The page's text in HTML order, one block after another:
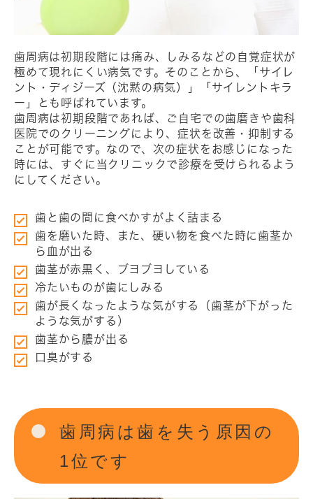
歯周病は初期段階には痛み、しみるなどの自覚症状が
極めて現れにくい病気です。そのことから、「サイレ
ント・ディジーズ（沈黙の病気）」「サイレントキラ
ー」とも呼ばれています。
歯周病は初期段階であれば、ご自宅での歯磨きや歯科
医院でのクリーニングにより、症状を改善・抑制する
ことが可能です。なので、次の症状をお感じになった
時には、すぐに当クリニックで診療を受けられるよう
にしてください。
歯と歯の間に食べかすがよく詰まる
歯を磨いた時、また、硬い物を食べた時に歯茎か
ら血が出る
歯茎が赤黒く、ブヨブヨしている
冷たいものが歯にしみる
歯が長くなったような気がする（歯茎が下がった
ような気がする）
歯茎から膿が出る
口臭がする
歯周病は歯を失う原因の
1位です